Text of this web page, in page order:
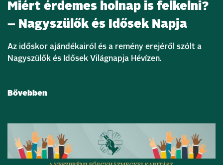
Miért érdemes holnap is felkelni?
– Nagyszülők és Idősek Napja
Az időskor ajándékairól és a remény erejéről szólt a
Nagyszülők és Idősek Világnapja Hévízen.
Bővebben